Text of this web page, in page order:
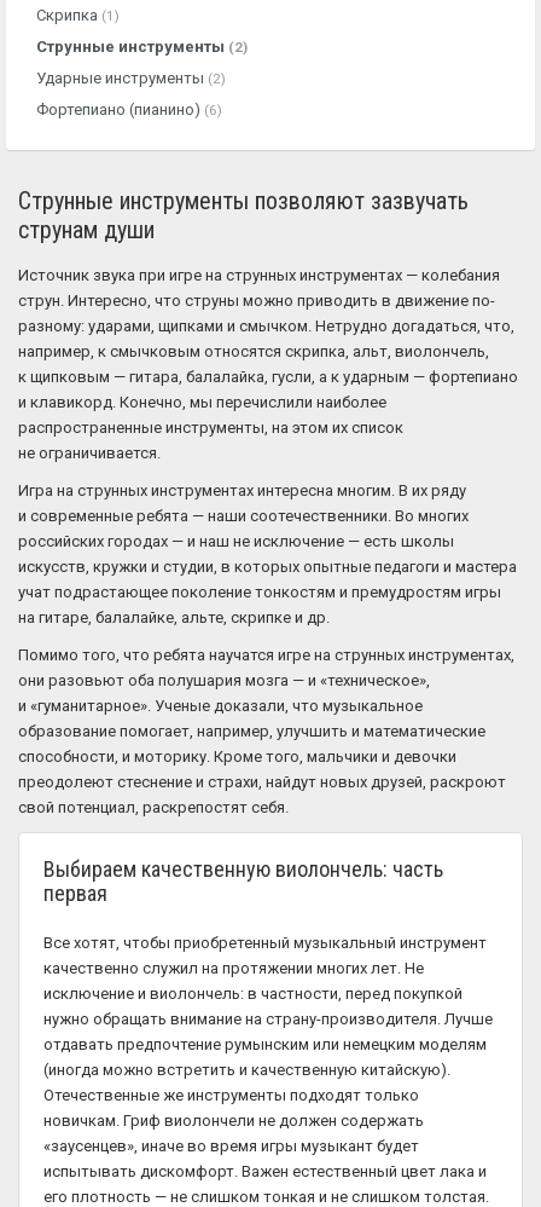
Скрипка (1)
Струнные инструменты (2)
Ударные инструменты (2)
Фортепиано (пианино) (6)
Струнные инструменты позволяют зазвучать
струнам души
Источник звука при игре на струнных инструментах — колебания
струн. Интересно, что струны можно приводить в движение по-
разному: ударами, щипками и смычком. Нетрудно догадаться, что,
например, к смычковым относятся скрипка, альт, виолончель,
к щипковым — гитара, балалайка, гусли, а к ударным — фортепиано
и клавикорд. Конечно, мы перечислили наиболее
распространенные инструменты, на этом их список
не ограничивается.
Игра на струнных инструментах интересна многим. В их ряду
и современные ребята — наши соотечественники. Во многих
российских городах — и наш не исключение — есть школы
искусств, кружки и студии, в которых опытные педагоги и мастера
учат подрастающее поколение тонкостям и премудростям игры
на гитаре, балалайке, альте, скрипке и др.
Помимо того, что ребята научатся игре на струнных инструментах,
они разовьют оба полушария мозга — и «техническое»,
и «гуманитарное». Ученые доказали, что музыкальное
образование помогает, например, улучшить и математические
способности, и моторику. Кроме того, мальчики и девочки
преодолеют стеснение и страхи, найдут новых друзей, раскроют
свой потенциал, раскрепостят себя.
Выбираем качественную виолончель: часть
первая
Все хотят, чтобы приобретенный музыкальный инструмент
качественно служил на протяжении многих лет. Не
исключение и виолончель: в частности, перед покупкой
нужно обращать внимание на страну-производителя. Лучше
отдавать предпочтение румынским или немецким моделям
(иногда можно встретить и качественную китайскую).
Отечественные же инструменты подходят только
новичкам. Гриф виолончели не должен содержать
«заусенцев», иначе во время игры музыкант будет
испытывать дискомфорт. Важен естественный цвет лака и
его плотность — не слишком тонкая и не слишком толстая.